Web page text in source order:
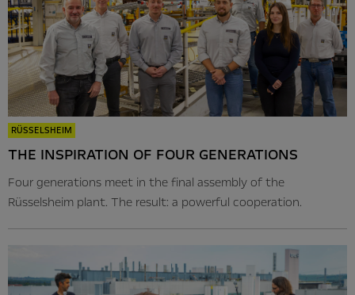
RÜSSELSHEIM
THE INSPIRATION OF FOUR GENERATIONS
Four generations meet in the final assembly of the
Rüsselsheim plant. The result: a powerful cooperation.